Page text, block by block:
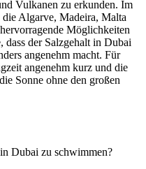
Vulkanen zu erkunden. Im
Algarve, Madeira, Malta
Möglichkeiten
dass der Salzgehalt in Dubai
angenehm macht. Für
angenehm kurz und die
Sonne ohne den großen
Dubai zu schwimmen?